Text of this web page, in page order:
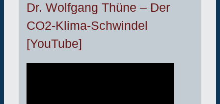
Dr. Wolfgang Thüne – Der
CO2-Klima-Schwindel
[YouTube]